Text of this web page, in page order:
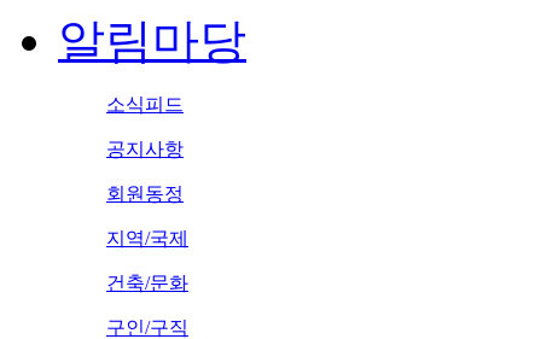
알림마당
소식피드
공지사항
회원동정
지역/국제
건축/문화
구인/구직